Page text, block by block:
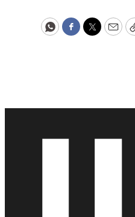
WhatsApp
Facebook
Twitter